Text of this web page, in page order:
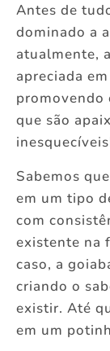
Antes de
dominado a
atualmente,
apreciada
promovendo
que são
Sabemos
em um tipo
com
existente na
caso, a
criando o
existir. Até
em um